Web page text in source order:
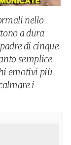
nello
a dura
di cinque
semplice
emotivi più
i